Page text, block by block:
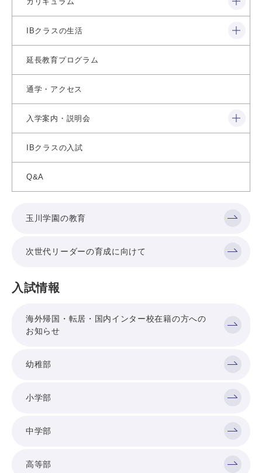
IBクラスの生活 閉じる
延長教育プログラム
通学・アクセス
入学案内・説明会 閉じる
IBクラスの入試
Q&A
玉川学園の教育
次世代リーダーの育成に向けて
入試情報
海外帰国・転居・国内インター校在籍の方への
お知らせ
幼稚部
小学部
中学部
高等部